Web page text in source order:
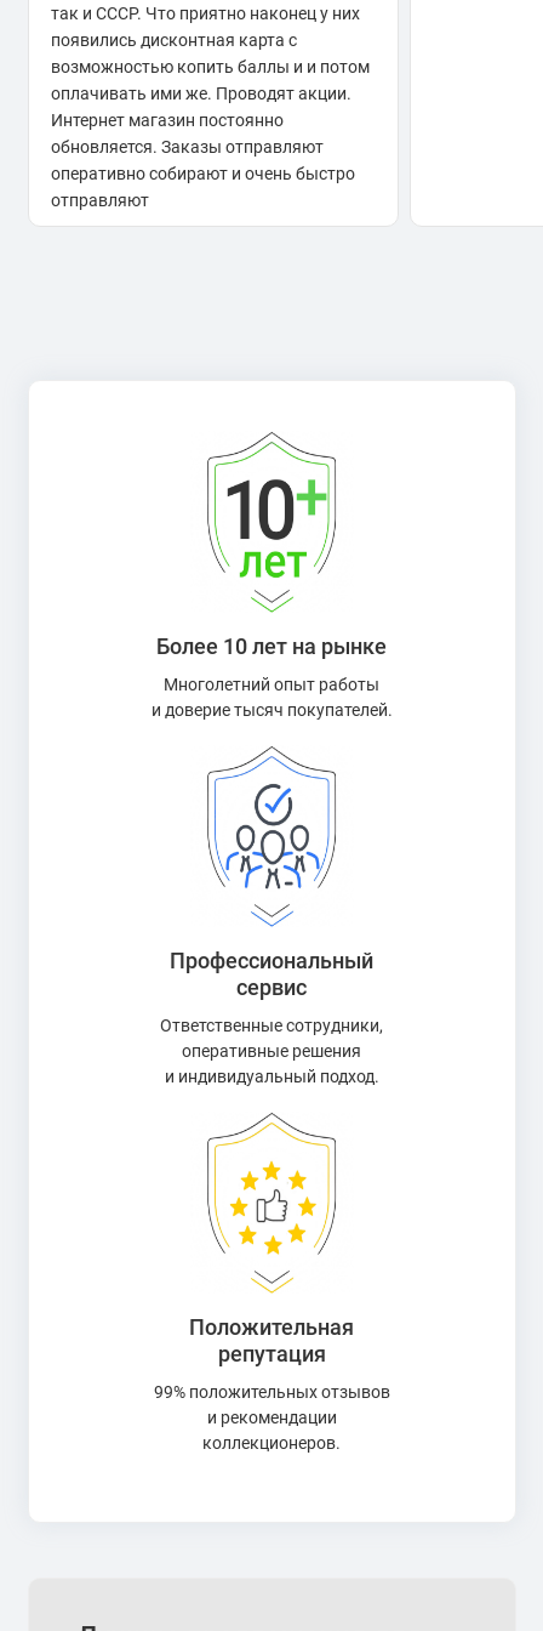
покупки и доставки.
Купить монеты ГТД
Эти монеты — не просто нумизматические экспонаты, но
и частица истории нашей страны, отражающая подвиг
тружеников тыла в годы Великой Отечественной войны.
Характеристика монет ГТД
Монеты серии «Города трудовой доблести» обладают
следующими характеристиками:
Номинал: 10 рублей;
Материал: сталь с латунным гальваническим
Диаметр: 22 мм;
Тираж: до 5 млн штук каждого вида.
На аверсе монет изображен герб Российской Федерации,
а на реверсе — герб города и памятная надпись «Города
трудовой доблести». Каждая монета уникальна и
отражает особенности конкретного города-героя тыла.
Стоимость монет ГТД
Цены на монеты этой серии в нашем магазине
начинаются от 30 рублей за штуку. Стоимость может
варьироваться в зависимости от:
Года выпуска;
Состояния монеты;
Редкости конкретного экземпляра.
Мы также предлагаем специальные цены на полные
наборы серии и акционные предложения для постоянных
Монеты ГТД с доставкой наложенным
наложенным платежом по всей России. Это позволяет
вам оплатить заказ при получении, убедившись в
так и СССР. Что приятно наконец у них
появились дисконтная карта с
возможностью копить баллы и и потом
оплачивать ими же. Проводят акции.
Интернет магазин постоянно
обновляется. Заказы отправляют
оперативно собирают и очень быстро
отправляют
Более 10 лет на рынке
Многолетний опыт работы
и доверие тысяч покупателей.
Профессиональный
сервис
Ответственные сотрудники,
оперативные решения
и индивидуальный подход.
Положительная
репутация
99% положительных отзывов
и рекомендации
коллекционеров.